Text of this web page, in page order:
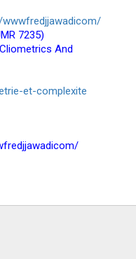
7235)
And
et-complexite